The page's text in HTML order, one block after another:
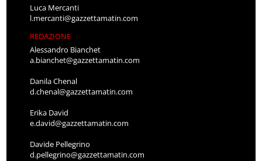
Luca Mercanti
l.mercanti@gazzettamatin.com
REDAZIONE
Alessandro Bianchet
a.bianchet@gazzettamatin.com
Danila Chenal
d.chenal@gazzettamatin.com
Erika David
e.david@gazzettamatin.com
Davide Pellegrino
d.pellegrino@gazzettamatin.com